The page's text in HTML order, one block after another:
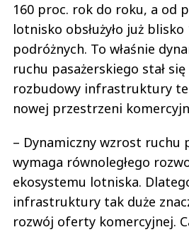
160 proc. rok do roku, a od
lotnisko obsłużyło już blisko
podróżnych. To właśnie
ruchu pasażerskiego stał
rozbudowy infrastruktury
nowej przestrzeni
– Dynamiczny wzrost ruchu
wymaga równoległego
ekosystemu lotniska.
infrastruktury tak duże
rozwój oferty komercyjnej.